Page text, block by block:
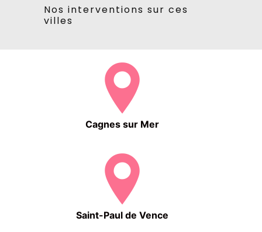
Nos interventions sur ces
villes
Cagnes sur Mer
Saint-Paul de Vence